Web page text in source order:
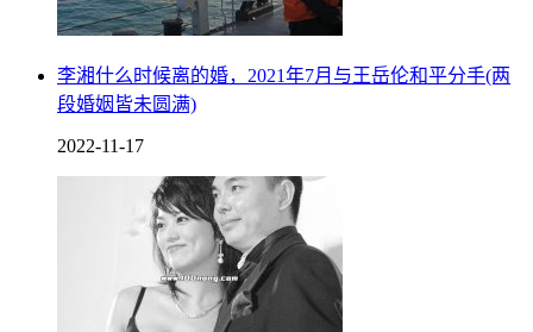
李湘什么时候离的婚，2021年7月与王岳伦和平分手(两
段婚姻皆未圆满)
2022-11-17